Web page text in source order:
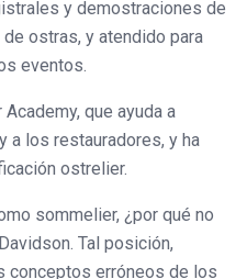
y demostraciones de
ostras, y atendido para
eventos.
que ayuda a
a los restauradores, y ha
ostrelier.
sommelier, ¿por qué no
Tal posición,
conceptos erróneos de los